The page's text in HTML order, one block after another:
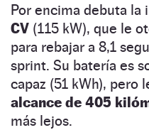
Por encima debuta la
CV (115 kW), que le
para rebajar a 8,1
sprint. Su batería es
capaz (51 kWh), pero
alcance de 405
más lejos.